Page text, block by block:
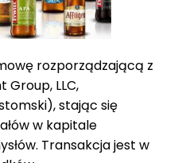
rozporządzającą z
LLC,
stając się
w kapitale
Transakcja jest w